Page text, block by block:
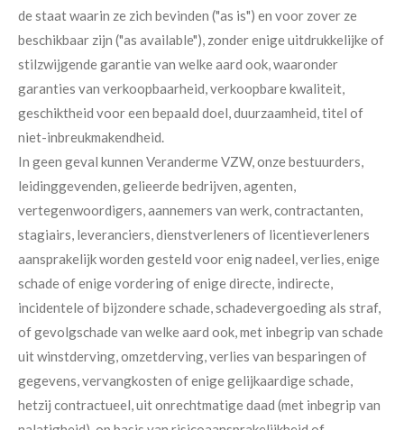
de staat waarin ze zich bevinden ("as is") en voor zover ze
beschikbaar zijn ("as available"), zonder enige uitdrukkelijke of
stilzwijgende garantie van welke aard ook, waaronder
garanties van verkoopbaarheid, verkoopbare kwaliteit,
geschiktheid voor een bepaald doel, duurzaamheid, titel of
niet-inbreukmakendheid.
In geen geval kunnen Veranderme VZW, onze bestuurders,
leidinggevenden, gelieerde bedrijven, agenten,
vertegenwoordigers, aannemers van werk, contractanten,
stagiairs, leveranciers, dienstverleners of licentieverleners
aansprakelijk worden gesteld voor enig nadeel, verlies, enige
schade of enige vordering of enige directe, indirecte,
incidentele of bijzondere schade, schadevergoeding als straf,
of gevolgschade van welke aard ook, met inbegrip van schade
uit winstderving, omzetderving, verlies van besparingen of
gegevens, vervangkosten of enige gelijkaardige schade,
hetzij contractueel, uit onrechtmatige daad (met inbegrip van